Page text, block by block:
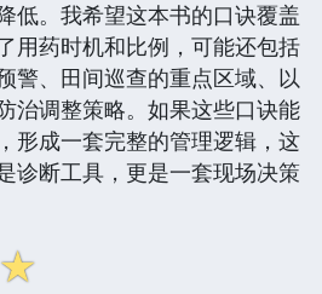
低。我希望这本书的口诀覆盖
用药时机和比例，可能还包括
警、田间巡查的重点区域、以
治调整策略。如果这些口诀能
形成一套完整的管理逻辑，这
诊断工具，更是一套现场决策
☆